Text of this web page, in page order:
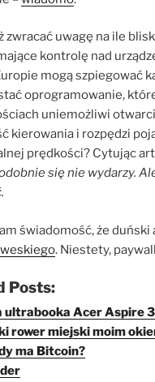
zwracać uwagę na ile
kontrolę nad
mogą szpiegować
oprogramowanie,
uniemożliwi
kierowania i rozpędzi
prędkości? Cytując
się nie wydarzy.
świadomość, że duński
. Niestety,
Posts:
ultrabooka Acer Aspire
rower miejski moim
ma Bitcoin?